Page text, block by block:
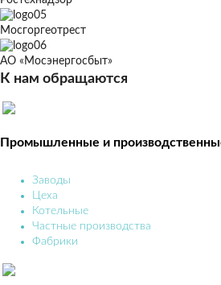
Мосгоргеотрест
АО «Мосэнергосбыт»
К нам обращаются
Промышленные и
Заводы
Цеха
Котельные
Частные производства
Фабрики